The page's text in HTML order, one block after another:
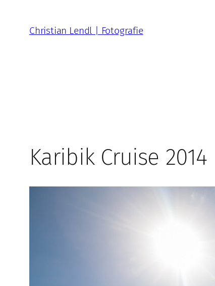
springen
Christian Lendl | Fotografie
Karibik Cruise 2014